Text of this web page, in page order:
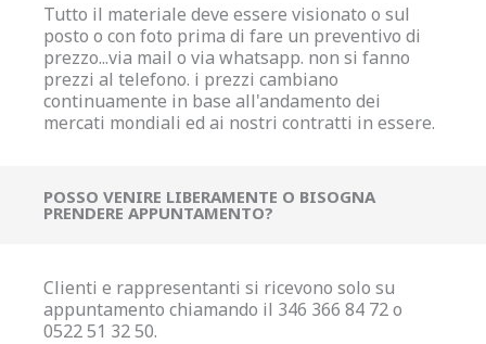
Tutto il materiale deve essere visionato o sul
posto o con foto prima di fare un preventivo di
prezzo...via mail o via whatsapp. non si fanno
prezzi al telefono. i prezzi cambiano
continuamente in base all'andamento dei
mercati mondiali ed ai nostri contratti in essere.
POSSO VENIRE LIBERAMENTE O BISOGNA
PRENDERE APPUNTAMENTO?
Clienti e rappresentanti si ricevono solo su
appuntamento chiamando il 346 366 84 72 o
0522 51 32 50.